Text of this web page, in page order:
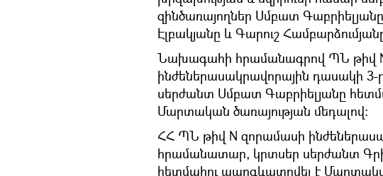
զինծառայողներ Սմբատ
Էլբակյանը և Գարուշ
Նախագահի հրամանագրով ՊՆ թիվ
ինժեներասակրավորային դասակի
սերժանտ Սմբատ Գաբրիելյանը
Մարտական ծառայության մեդալով:
ՀՀ ՊՆ թիվ N զորամասի
հրամանատար, կրտսեր սերժանտ
հետմահու պարգևատրվել է